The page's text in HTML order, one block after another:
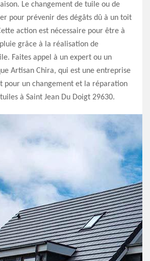
Le changement de tuile ou de
pour prévenir des dégâts dû à un toit
action est nécessaire pour être à
pluie grâce à la réalisation de
Faites appel à un expert ou un
Artisan Chira, qui est une entreprise
un changement et la réparation
à Saint Jean Du Doigt 29630.